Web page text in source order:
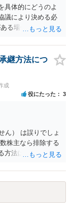
ます。 公正証書
内容を誰に開示す
す。まずは、母親
もらい、委任状の
ることが考えられ
思能力や真意、兄
料（遺言書案、委
やり取り等）を
具体的にどうのよ
議により決める必
る場合に、どの遺
のか等について
ります）。
継方法につ
成
役にたった 3
ん） は誤りでしょ
株主なら排除する
方法は現実的にあ
う。 また、出資者
げることも考えら
後に相続人から承
考まで。